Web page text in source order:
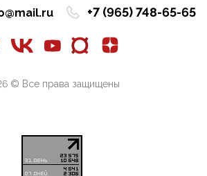
системе платежных карт (НСПК)
что ИНН при переводах по
Госдумы приступит к
в части повышения
+7 (965) 748-65-65
© Все права защищены